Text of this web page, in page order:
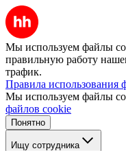
Мы используем файлы
правильную работу
трафик.
Правила использования
Мы используем файлы
файлов cookie
Понятно
Ищу сотрудника